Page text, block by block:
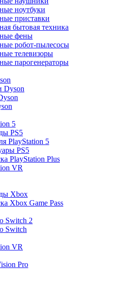
ноутбуки
приставки
бытовая техника
фены
робот-пылесосы
телевизоры
парогенераторы
Dyson
5
PS5
PlayStation 5
PS5
PlayStation Plus
VR
Xbox
Xbox Game Pass
Switch 2
Switch
VR
Pro